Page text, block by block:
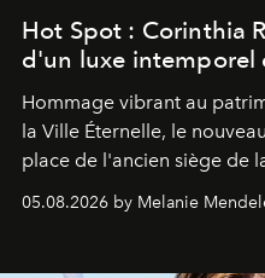
Hot Spot : Corinthia
d'un luxe intemporel
Hommage vibrant au
la Ville Éternelle, le
place de l'ancien siège de
de vivre Romain dans
05.08.2026 by Melanie